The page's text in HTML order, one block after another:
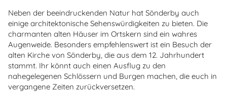
Neben der beeindruckenden Natur hat Sönderby auch
einige architektonische Sehenswürdigkeiten zu bieten. Die
charmanten alten Häuser im Ortskern sind ein wahres
Augenweide. Besonders empfehlenswert ist ein Besuch der
alten Kirche von Sönderby, die aus dem 12. Jahrhundert
stammt. Ihr könnt auch einen Ausflug zu den
nahegelegenen Schlössern und Burgen machen, die euch in
vergangene Zeiten zurückversetzen.